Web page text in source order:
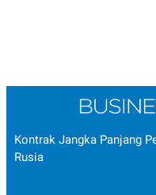
Kontrak Jangka Panjang
Rusia